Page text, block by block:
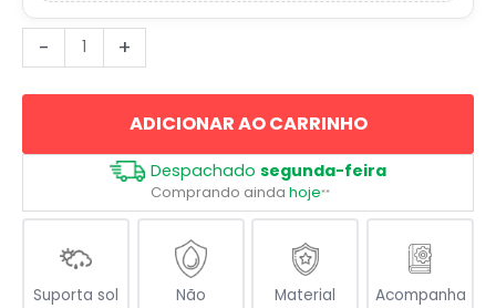
-
Cachorro
Fox
Paulistinha
quantidade
+
ADICIONAR AO CARRINHO
Despachado segunda-feira
Comprando ainda hoje**
Suporta sol
Não
Material
Acompanha